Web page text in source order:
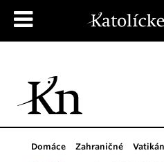
Domáce Zahraničné Vatikán